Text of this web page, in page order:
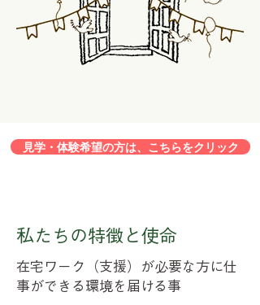
見学・体験希望の方は、こちらをクリック
​私たちの特徴と使命
​在宅ワーク（支援）が必要な方に仕
事ができる環境を届ける事